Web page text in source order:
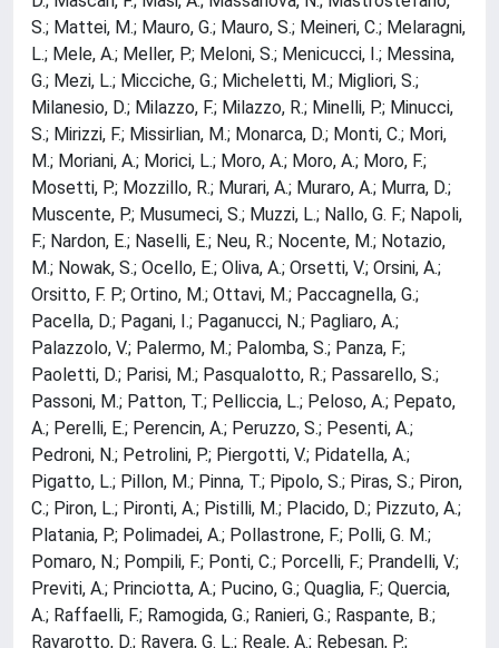
S.; Mattei, M.; Mauro, G.; Mauro, S.; Meineri, C.; Melaragni,
L.; Mele, A.; Meller, P.; Meloni, S.; Menicucci, I.; Messina,
G.; Mezi, L.; Micciche, G.; Micheletti, M.; Migliori, S.;
Milanesio, D.; Milazzo, F.; Milazzo, R.; Minelli, P.; Minucci,
S.; Mirizzi, F.; Missirlian, M.; Monarca, D.; Monti, C.; Mori,
M.; Moriani, A.; Morici, L.; Moro, A.; Moro, A.; Moro, F.;
Mosetti, P.; Mozzillo, R.; Murari, A.; Muraro, A.; Murra, D.;
Muscente, P.; Musumeci, S.; Muzzi, L.; Nallo, G. F.; Napoli,
F.; Nardon, E.; Naselli, E.; Neu, R.; Nocente, M.; Notazio,
M.; Nowak, S.; Ocello, E.; Oliva, A.; Orsetti, V.; Orsini, A.;
Orsitto, F. P.; Ortino, M.; Ottavi, M.; Paccagnella, G.;
Pacella, D.; Pagani, I.; Paganucci, N.; Pagliaro, A.;
Palazzolo, V.; Palermo, M.; Palomba, S.; Panza, F.;
Paoletti, D.; Parisi, M.; Pasqualotto, R.; Passarello, S.;
Passoni, M.; Patton, T.; Pelliccia, L.; Peloso, A.; Pepato,
A.; Perelli, E.; Perencin, A.; Peruzzo, S.; Pesenti, A.;
Pedroni, N.; Petrolini, P.; Piergotti, V.; Pidatella, A.;
Pigatto, L.; Pillon, M.; Pinna, T.; Pipolo, S.; Piras, S.; Piron,
C.; Piron, L.; Pironti, A.; Pistilli, M.; Placido, D.; Pizzuto, A.;
Platania, P.; Polimadei, A.; Pollastrone, F.; Polli, G. M.;
Pomaro, N.; Pompili, F.; Ponti, C.; Porcelli, F.; Prandelli, V.;
Previti, A.; Princiotta, A.; Pucino, G.; Quaglia, F.; Quercia,
A.; Raffaelli, F.; Ramogida, G.; Ranieri, G.; Raspante, B.;
Ravarotto, D.; Ravera, G. L.; Reale, A.; Rebesan, P.;